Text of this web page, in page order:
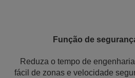
Função de
Reduza o tempo de
fácil de zonas e velocidade